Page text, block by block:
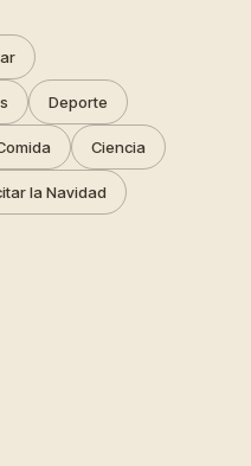
Deporte
Ciencia
la Navidad